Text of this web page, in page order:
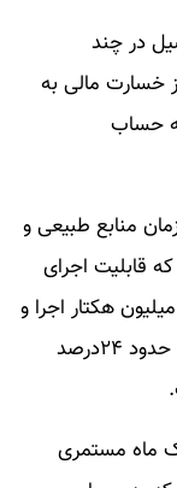
در چند
خسارت مالی به
حساب
منابع طبیعی و
مناطقی که قابلیت اجرای
عملیات آبخیزداری را دارند تاکنون حدود ۳۲ میلیون هکتار اجرا و
۹۰میلیون هکتار باقی مانده است. این یعنی حدود ۲۴درصد
ماه مستمری